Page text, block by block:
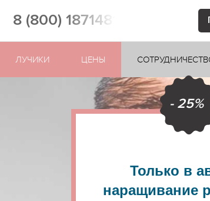
8 (800) 1871481
ЛУЧИКИ ЦЕНЫ
- 25%
Только в
наращивание